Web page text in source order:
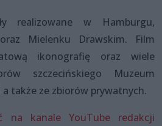
realizowane w Hamburgu,
Mielenku Drawskim. Film
ikonografię oraz wiele
szczecińskiego Muzeum
także ze zbiorów prywatnych.
na kanale YouTube redakcji